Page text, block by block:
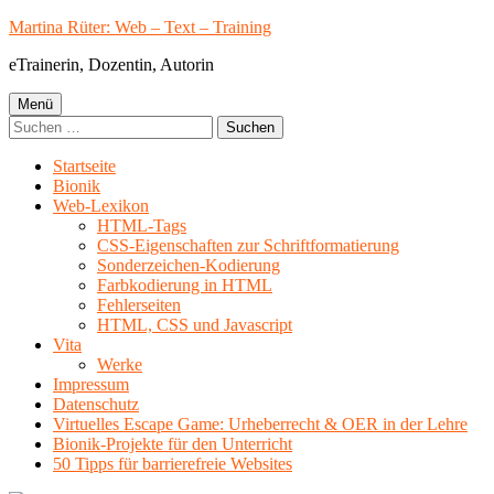
Springe
Inhalt
Martina Rüter: Web – Text – Training
eTrainerin, Dozentin, Autorin
Primäres
Menü
Menü
Suchen
nach:
Startseite
Bionik
Web-Lexikon
HTML-Tags
CSS-Eigenschaften zur Schriftformatierung
Sonderzeichen-Kodierung
Farbkodierung in HTML
Fehlerseiten
HTML, CSS und Javascript
Vita
Werke
Impressum
Datenschutz
Virtuelles Escape Game: Urheberrecht & OER in der Lehre
Bionik-Projekte für den Unterricht
50 Tipps für barrierefreie Websites